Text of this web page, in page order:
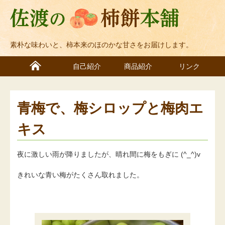
素朴な味わいと、柿本来のほのかな甘さをお届けします。
自己紹介 商品紹介 リンク
青梅で、梅シロップと梅肉エ
キス
夜に激しい雨が降りましたが、晴れ間に梅をもぎに (^_^)v
きれいな青い梅がたくさん取れました。